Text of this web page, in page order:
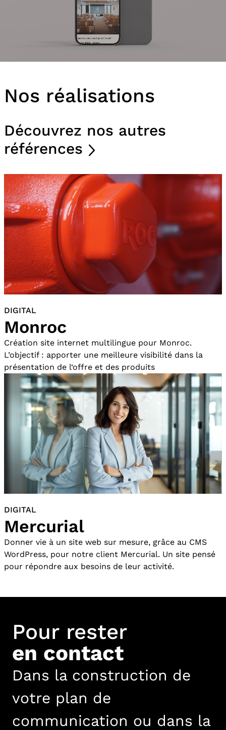
Nos réalisations
Découvrez nos autres
références
DIGITAL
Monroc
Création site internet multilingue pour Monroc.
L’objectif : apporter une meilleure visibilité dans la
présentation de l‘offre et des produits
DIGITAL
Mercurial
Donner vie à un site web sur mesure, grâce au CMS
WordPress, pour notre client Mercurial. Un site pensé
pour répondre aux besoins de leur activité.
Pour rester
en contact
Dans la construction de
votre plan de
communication ou dans la